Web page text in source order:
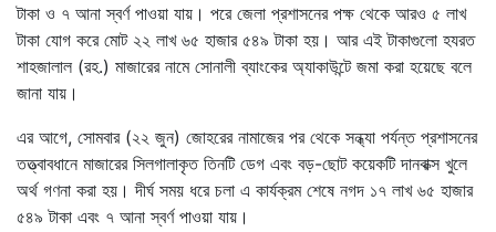
টাকা ও ৭ আনা স্বর্ণ পাওয়া যায়। পরে জেলা প্রশাসনের পক্ষ থেকে আরও ৫ লাখ
টাকা যোগ করে মোট ২২ লাখ ৬৫ হাজার ৫৪৯ টাকা হয়। আর এই টাকাগুলো হযরত
শাহজালাল (রহ.) মাজারের নামে সোনালী ব্যাংকের অ্যাকাউন্টে জমা করা হয়েছে বলে
জানা যায়।
এর আগে, সোমবার (২২ জুন) জোহরের নামাজের পর থেকে সন্ধ্যা পর্যন্ত প্রশাসনের
তত্ত্বাবধানে মাজারের সিলগালাকৃত তিনটি ডেগ এবং বড়-ছোট কয়েকটি দানবাক্স খুলে
অর্থ গণনা করা হয়। দীর্ঘ সময় ধরে চলা এ কার্যক্রম শেষে নগদ ১৭ লাখ ৬৫ হাজার
৫৪৯ টাকা এবং ৭ আনা স্বর্ণ পাওয়া যায়।